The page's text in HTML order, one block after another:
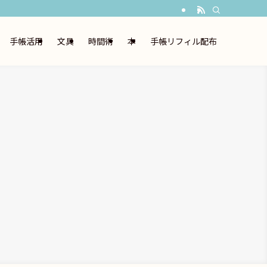
手帳活用 文具 時間術 本 手帳リフィル配布